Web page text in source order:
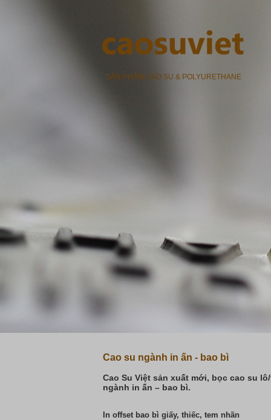
SẢN PHẨM CAO SU & POLYURETHANE
Cao su ngành in ấn - bao bì
Cao Su Việt sản xuất mới, bọc cao su
ngành in ấn – bao bì.
In offset bao bì giấy, thiếc, tem nhãn